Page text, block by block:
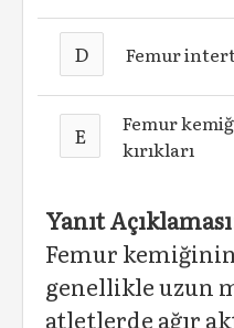
D Femur
E
Femur
kırıkları
Yanıt
Femur
genellikle uzun
atletlerde ağır